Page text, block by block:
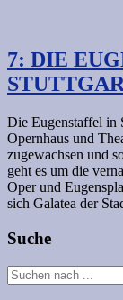
7: DIE
Die Eugenstaffel in
Opernhaus und
zugewachsen und
geht es um die
Oper und
sich Galatea der
Suche